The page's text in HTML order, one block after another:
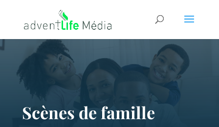
Scènes de famille